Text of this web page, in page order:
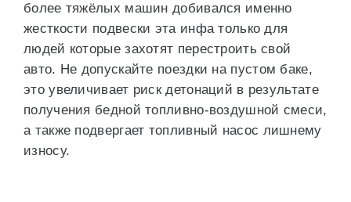
более тяжёлых машин добивался именно
жесткости подвески эта инфа только для
людей которые захотят перестроить свой
авто. Не допускайте поездки на пустом баке,
это увеличивает риск детонаций в результате
получения бедной топливно-воздушной смеси,
а также подвергает топливный насос лишнему
износу.